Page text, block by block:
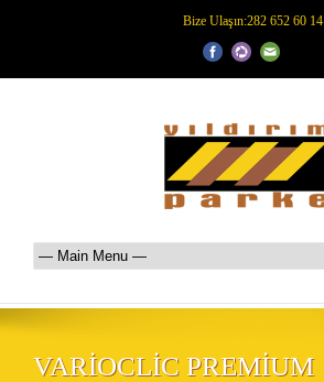
Bize Ulaşın:282 652 60 14
VARIOCLIC PREMIUM